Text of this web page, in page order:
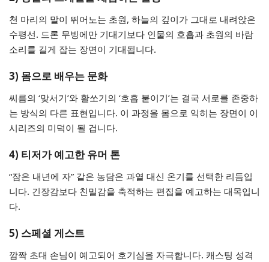
천 마리의 말이 뛰어노는 초원, 하늘의 깊이가 그대로 내려앉은
수평선. 드론 무빙에만 기대기보다 인물의 호흡과 초원의 바람
소리를 길게 잡는 장면이 기대됩니다.
3) 몸으로 배우는 문화
씨름의 ‘맞서기’와 활쏘기의 ‘호흡 붙이기’는 결국 서로를 존중하
는 방식의 다른 표현입니다. 이 과정을 몸으로 익히는 장면이 이
시리즈의 미덕이 될 겁니다.
4) 티저가 예고한 유머 톤
“잠은 내년에 자” 같은 농담은 과열 대신 온기를 선택한 리듬입
니다. 긴장감보다 친밀감을 축적하는 편집을 예고하는 대목입니
다.
5) 스페셜 게스트
깜짝 초대 손님이 예고되어 호기심을 자극합니다. 캐스팅 성격